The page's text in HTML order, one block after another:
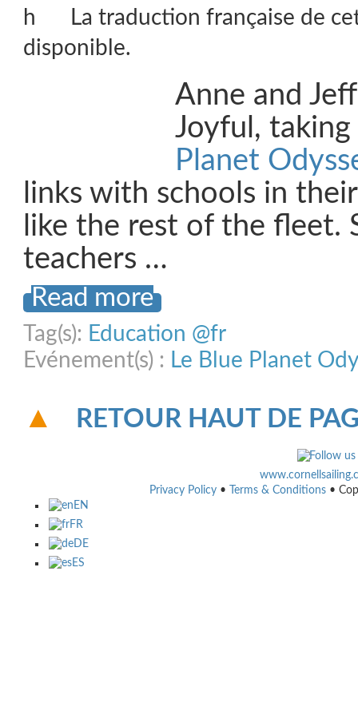
La traduction française de
disponible.
Anne and
Joyful,
Planet
links with schools in
like the rest of the fleet.
teachers …
Read more
Tag(s): Education @fr
Evénement(s) : Le Blue Planet
RETOUR HAUT DE
Privacy Policy • Terms & Conditions •
EN
FR
DE
ES